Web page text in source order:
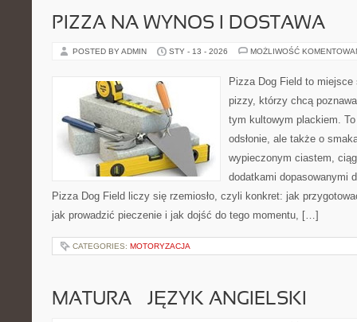
PIZZA NA WYNOS I DOSTAWA
POSTED BY ADMIN STY - 13 - 2026 MOŻLIWOŚĆ
Pizza Dog Field to miejsce
pizzy, którzy chcą
tym kultowym plackiem.
odsłonie, ale także o
wypieczonym ciastem,
dodatkami dopasowanymi
Pizza Dog Field liczy się rzemiosło, czyli konkret: jak
jak prowadzić pieczenie i jak dojść do tego momentu, […]
CATEGORIES: MOTORYZACJA
MATURA – JĘZYK ANGIELSKI